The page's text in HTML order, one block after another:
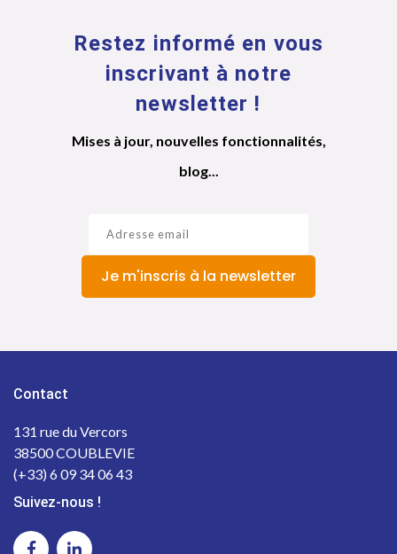
Restez informé en vous
inscrivant à notre
newsletter !
Mises à jour, nouvelles fonctionnalités,
blog...
Je m'inscris à la newsletter
Contact
131 rue du Vercors
38500 COUBLEVIE
(+33) 6 09 34 06 43
Suivez-nous !